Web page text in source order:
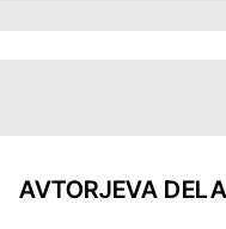
AVTORJEVA DELA